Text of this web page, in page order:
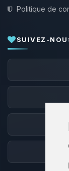
Politique de
SUIVEZ-